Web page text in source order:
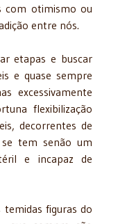
com otimismo ou
entre nós.
etapas e buscar
e quase sempre
excessivamente
flexibilização
decorrentes de
tem senão um
e incapaz de
figuras do